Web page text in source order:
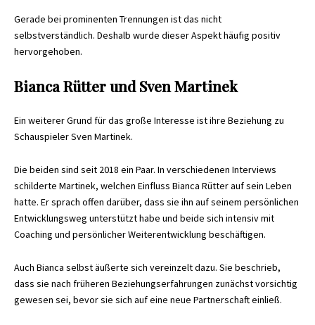
Gerade bei prominenten Trennungen ist das nicht
selbstverständlich. Deshalb wurde dieser Aspekt häufig positiv
hervorgehoben.
Bianca Rütter und Sven Martinek
Ein weiterer Grund für das große Interesse ist ihre Beziehung zu
Schauspieler Sven Martinek.
Die beiden sind seit 2018 ein Paar. In verschiedenen Interviews
schilderte Martinek, welchen Einfluss Bianca Rütter auf sein Leben
hatte. Er sprach offen darüber, dass sie ihn auf seinem persönlichen
Entwicklungsweg unterstützt habe und beide sich intensiv mit
Coaching und persönlicher Weiterentwicklung beschäftigen.
Auch Bianca selbst äußerte sich vereinzelt dazu. Sie beschrieb,
dass sie nach früheren Beziehungserfahrungen zunächst vorsichtig
gewesen sei, bevor sie sich auf eine neue Partnerschaft einließ.